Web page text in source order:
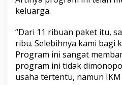
keluarga.
“Dari 11 ribuan paket itu,
ribu. Selebihnya kami bagi
Program ini sangat
program ini tidak
usaha tertentu, namun